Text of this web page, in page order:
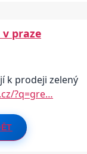
praze
k prodeji zelený
?q=gre…